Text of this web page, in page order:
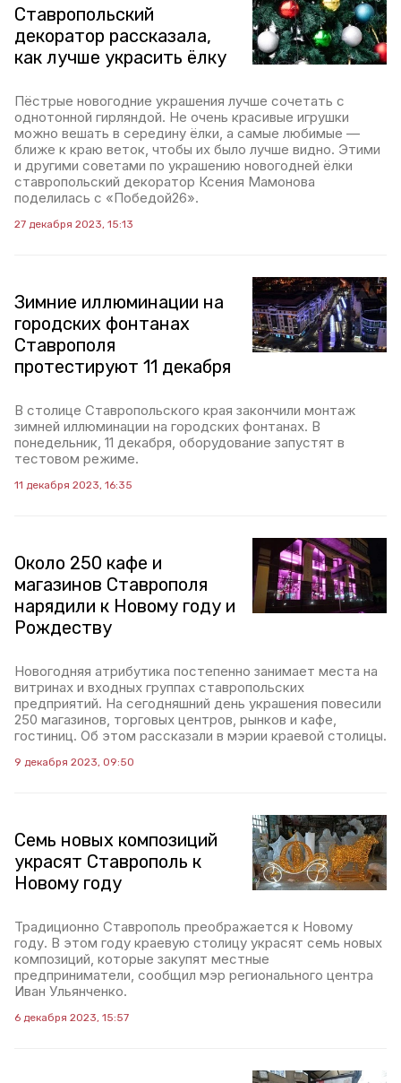
Ставропольский
декоратор рассказала,
как лучше украсить ёлку
Пёстрые новогодние украшения лучше сочетать с
однотонной гирляндой. Не очень красивые игрушки
можно вешать в середину ёлки, а самые любимые —
ближе к краю веток, чтобы их было лучше видно. Этими
и другими советами по украшению новогодней ёлки
ставропольский декоратор Ксения Мамонова
поделилась с «Победой26».
27 декабря 2023, 15:13
Зимние иллюминации на
городских фонтанах
Ставрополя
протестируют 11 декабря
В столице Ставропольского края закончили монтаж
зимней иллюминации на городских фонтанах. В
понедельник, 11 декабря, оборудование запустят в
тестовом режиме.
11 декабря 2023, 16:35
Около 250 кафе и
магазинов Ставрополя
нарядили к Новому году и
Рождеству
Новогодняя атрибутика постепенно занимает места на
витринах и входных группах ставропольских
предприятий. На сегодняшний день украшения повесили
250 магазинов, торговых центров, рынков и кафе,
гостиниц. Об этом рассказали в мэрии краевой столицы.
9 декабря 2023, 09:50
Семь новых композиций
украсят Ставрополь к
Новому году
Традиционно Ставрополь преображается к Новому
году. В этом году краевую столицу украсят семь новых
композиций, которые закупят местные
предприниматели, сообщил мэр регионального центра
Иван Ульянченко.
6 декабря 2023, 15:57